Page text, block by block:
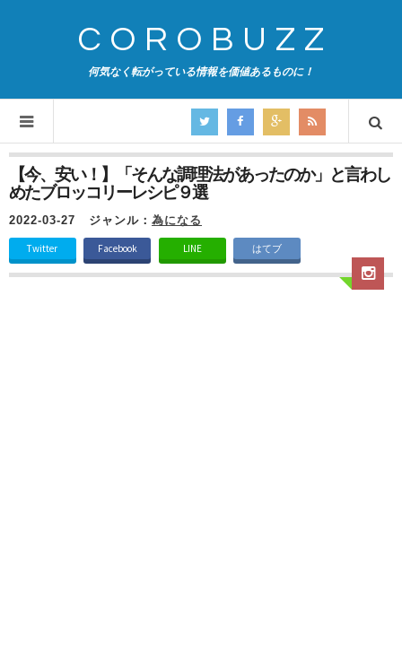
COROBUZZ
何気なく転がっている情報を価値あるものに！
【今、安い！】「そんな調理法があったのか」と言わし
めたブロッコリーレシピ９選
2022-03-27 ジャンル： 為になる
Twitter Facebook LINE はてブ